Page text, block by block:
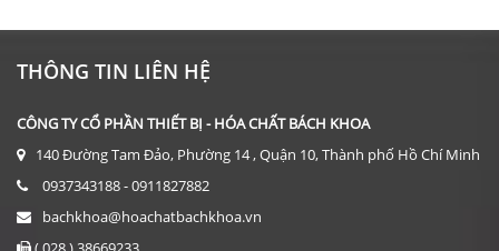
Giá: Liên hệ
THÔNG TIN LIÊN HỆ
CÔNG TY CỔ PHẦN THIẾT BỊ - HÓA CHẤT BÁCH KHOA
140 Đường Tam Đảo, Phường 14 , Quận 10, Thành phố Hồ Chí Minh
0937343188 - 0911827882
bachkhoa@hoachatbachkhoa.vn